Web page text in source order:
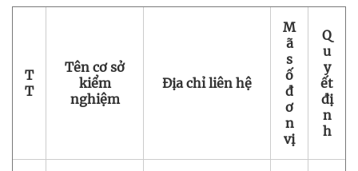
T
T
Tên cơ sở
kiểm
nghiệm
Địa chỉ liên hệ
M
ã
s
ố
đ
ơ
n
vị
Q
u
y
ết
đị
n
h